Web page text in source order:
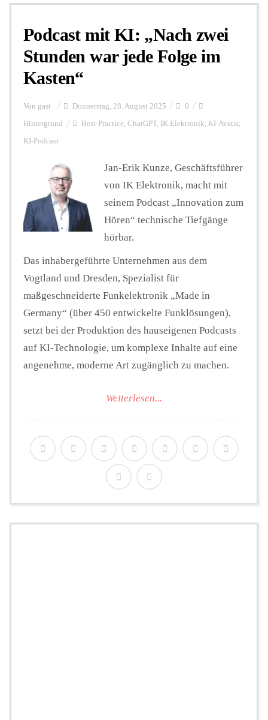
Personalien
FUNKTURM-Beiträge
Podcast
Seminare
Unterstützen
Podcast mit KI: „Nach zwei
Stunden war jede Folge im
Kasten“
Von gast Donnerstag, 28. August 2025 0
Hintergrund Best-Practice, ChatGPT, IK Elektronik, KI-Avatar,
KI-Podcast
Jan-Erik Kunze, Geschäftsführer
von IK Elektronik, macht mit
seinem Podcast „Innovation zum
Hören“ technische Tiefgänge
hörbar.
Das inhabergeführte Unternehmen aus dem
Vogtland und Dresden, Spezialist für
maßgeschneiderte Funkelektronik „Made in
Germany“ (über 450 entwickelte Funklösungen),
setzt bei der Produktion des hauseigenen Podcasts
auf KI-Technologie, um komplexe Inhalte auf eine
angenehme, moderne Art zugänglich zu machen.
Weiterlesen...